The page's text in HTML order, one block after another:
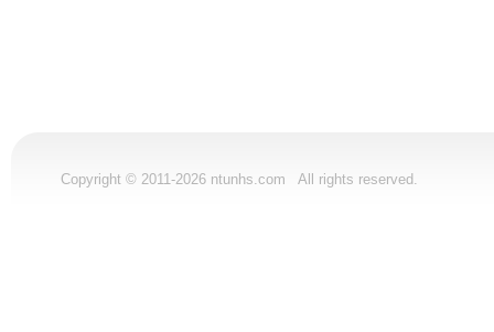
Copyright © 2011-2026 ntunhs.com All rights reserved.